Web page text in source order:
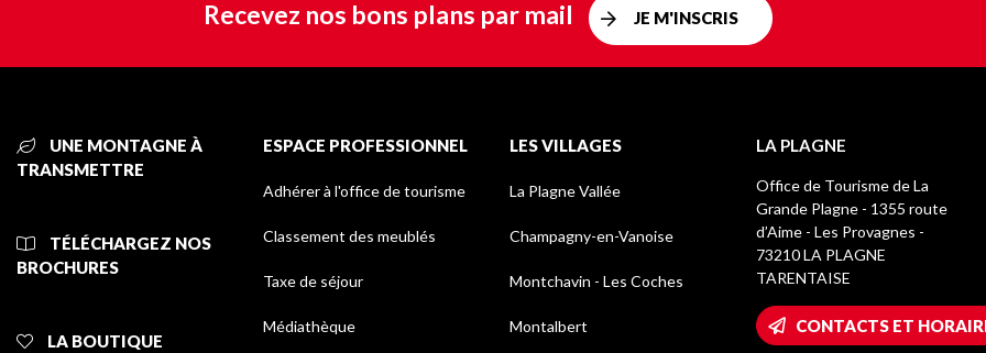
Recevez nos bons plans par mail JE M'INSCRIS
UNE MONTAGNE À
TRANSMETTRE
TÉLÉCHARGEZ NOS
BROCHURES
LA BOUTIQUE
ESPACE PROFESSIONNEL
Adhérer à l'office de tourisme
Classement des meublés
Taxe de séjour
Médiathèque
LES VILLAGES
La Plagne Vallée
Champagny-en-Vanoise
Montchavin - Les Coches
Montalbert
LA PLAGNE
Office de Tourisme de La
Grande Plagne - 1355 route
d’Aime - Les Provagnes -
73210 LA PLAGNE
TARENTAISE
CONTACTS ET